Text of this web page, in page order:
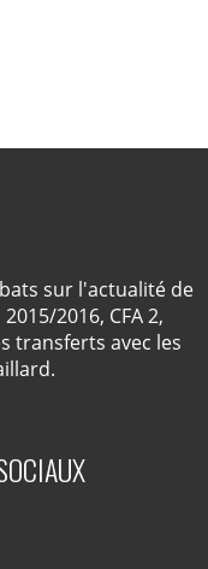
sur l'actualité de
2016, CFA 2,
transferts avec les